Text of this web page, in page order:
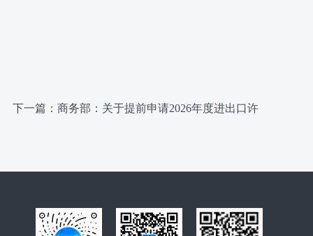
下一篇：商务部：关于提前申请2026年度进出口许